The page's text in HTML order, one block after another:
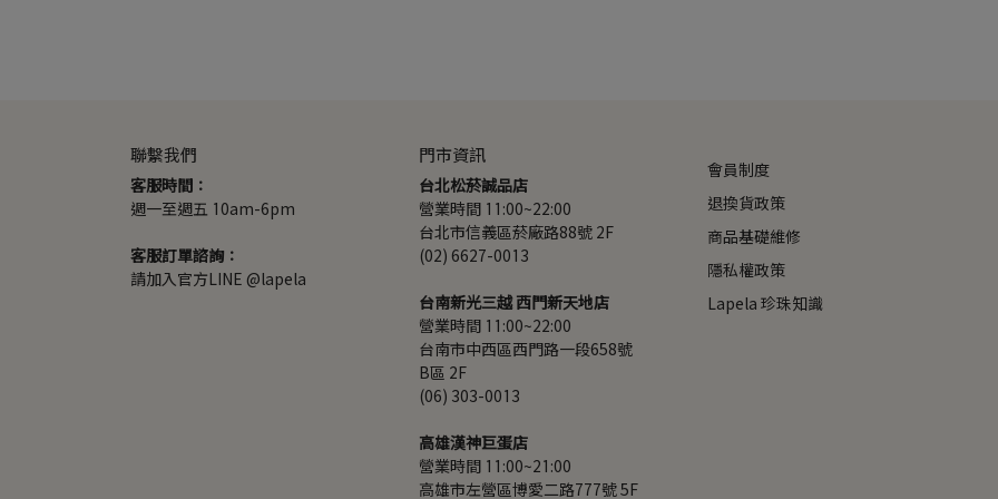
聯繫我們
客服時間：
週一至週五 10am-6pm
客服訂單諮詢：
請加入官方LINE @lapela
門市資訊
台北松菸誠品店
營業時間 11:00~22:00
台北市信義區菸廠路88號 2F
(02) 6627-0013
台南新光三越 西門新天地店
營業時間 11:00~22:00
台南市中西區西門路一段658號
B區 2F
(06) 303-0013
高雄漢神巨蛋店
營業時間 11:00~21:00
高雄市左營區博愛二路777號 5F
會員制度
退換貨政策
商品基礎維修
隱私權政策
Lapela 珍珠知識